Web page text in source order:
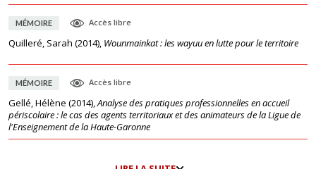
MÉMOIRE Accès libre
Quilleré, Sarah (2014), Wounmainkat : les wayuu en lutte pour le territoire
MÉMOIRE Accès libre
Gellé, Hélène (2014),Analyse des pratiques professionnelles en accueil
périscolaire : le cas des agents territoriaux et des animateurs de la Ligue de
l'Enseignement de la Haute-Garonne